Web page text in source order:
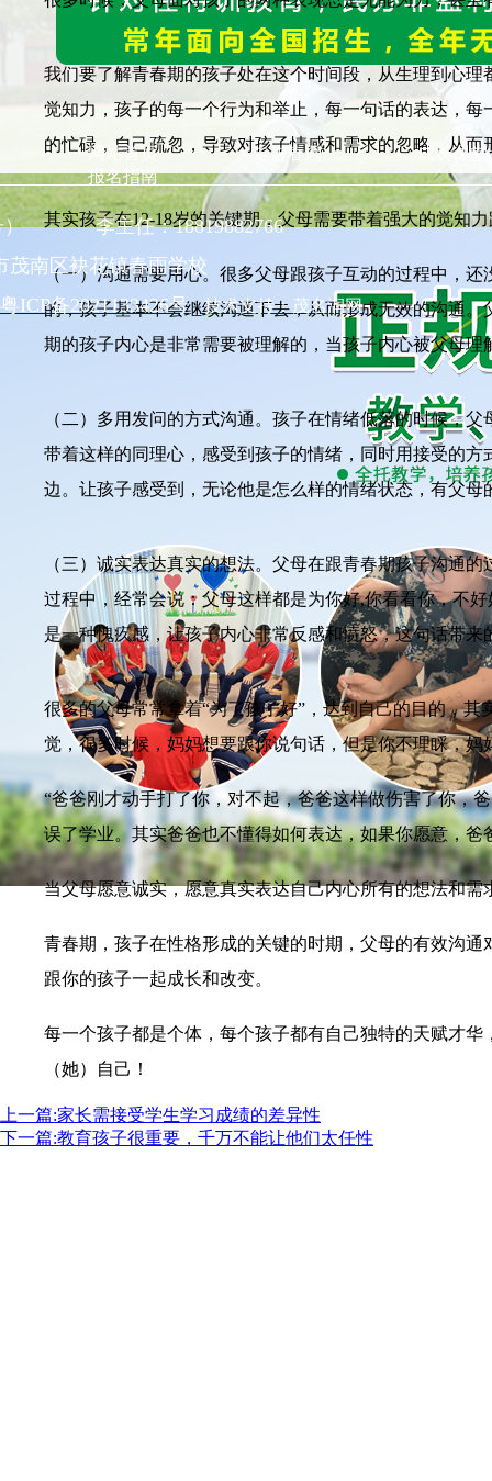
我们要了解青春期的孩子处在这个时间段，从生理到心
觉知力，孩子的每一个行为和举止，每一句话的表达，
的忙碌，自己疏忽，导致对孩子情感和需求的忽略，从而
其实孩子在12-18岁的关键期，父母需要带着强大的觉知
（一）沟通需要用心。很多父母跟孩子互动的过程中，
的，孩子基本不会继续沟通下去，从而形成无效的沟通
期的孩子内心是非常需要被理解的，当孩子内心被父母
（二）多用发问的方式沟通。孩子在情绪低落的时候，
带着这样的同理心，感受到孩子的情绪，同时用接受的
边。让孩子感受到，无论他是怎么样的情绪状态，有父
（三）诚实表达真实的想法。父母在跟青春期孩子沟通
过程中，经常会说：父母这样都是为你好,你看看你，不
是一种愧疚感，让孩子内心非常反感和愤怒，这句话带来
很多的父母常常拿着“为了孩子好”，达到自己的目的，
觉，很多时候，妈妈想要跟你说句话，但是你不理睬，
“爸爸刚才动手打了你，对不起，爸爸这样做伤害了你，
误了学业。其实爸爸也不懂得如何表达，如果你愿意，爸
当父母愿意诚实，愿意真实表达自己内心所有的想法和
青春期，孩子在性格形成的关键的时期，父母的有效沟
跟你的孩子一起成长和改变。
每一个孩子都是个体，每个孩子都有自己独特的天赋才
（她）自己！
上一篇:家长需接受学生学习成绩的差异性
下一篇:教育孩子很重要，千万不能让他们太任性
网站首页 走进春雨
成长课堂
报名指南
号） 李主任：18819882766
茂南区袂花镇春雨学校
粤ICP备2021133426号
技术支持：茂名润网